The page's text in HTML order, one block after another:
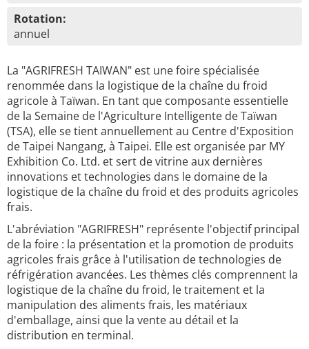
Rotation:
annuel
La "AGRIFRESH TAIWAN" est une foire spécialisée
renommée dans la logistique de la chaîne du froid
agricole à Taïwan. En tant que composante essentielle
de la Semaine de l'Agriculture Intelligente de Taïwan
(TSA), elle se tient annuellement au Centre d'Exposition
de Taipei Nangang, à Taipei. Elle est organisée par MY
Exhibition Co. Ltd. et sert de vitrine aux dernières
innovations et technologies dans le domaine de la
logistique de la chaîne du froid et des produits agricoles
frais.
L'abréviation "AGRIFRESH" représente l'objectif principal
de la foire : la présentation et la promotion de produits
agricoles frais grâce à l'utilisation de technologies de
réfrigération avancées. Les thèmes clés comprennent la
logistique de la chaîne du froid, le traitement et la
manipulation des aliments frais, les matériaux
d'emballage, ainsi que la vente au détail et la
distribution en terminal.